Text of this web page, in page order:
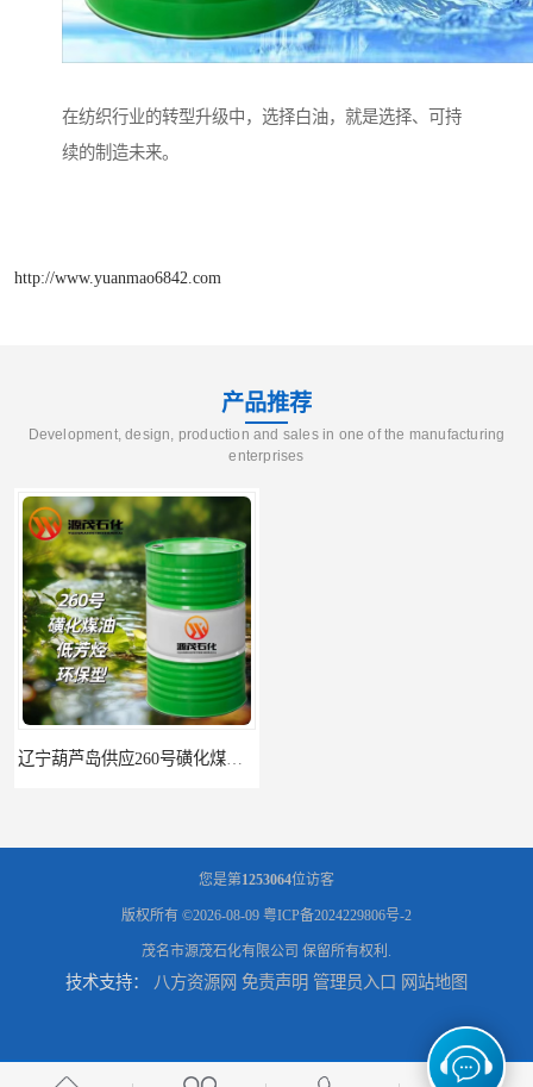
在纺织行业的转型升级中，选择白油，就是选择、可持
续的制造未来。
http://www.yuanmao6842.com
产品推荐
Development, design, production and sales in one of the manufacturing
enterprises
您是第1253064位访客
版权所有 ©2026-08-09 粤ICP备2024229806号-2
茂名市源茂石化有限公司 保留所有权利.
技术支持： 八方资源网 免责声明 管理员入口 网站地图